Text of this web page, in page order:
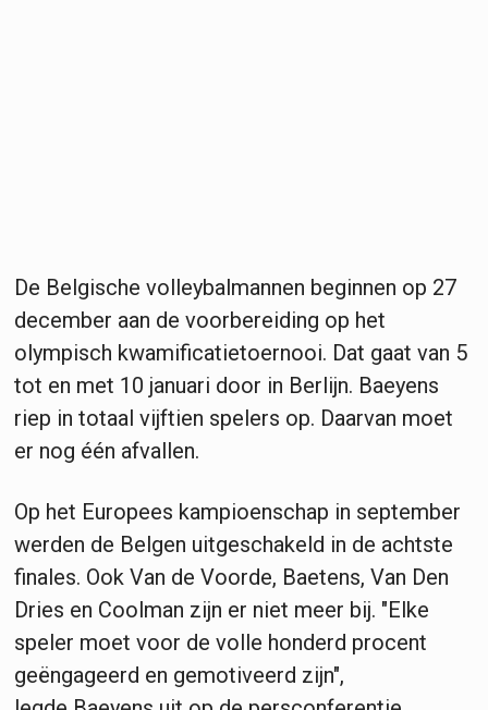
De Belgische volleybalmannen beginnen op 27
december aan de voorbereiding op het
olympisch kwamificatietoernooi. Dat gaat van 5
tot en met 10 januari door in Berlijn. Baeyens
riep in totaal vijftien spelers op. Daarvan moet
er nog één afvallen.
Op het Europees kampioenschap in september
werden de Belgen uitgeschakeld in de achtste
finales. Ook Van de Voorde, Baetens, Van Den
Dries en Coolman zijn er niet meer bij. "Elke
speler moet voor de volle honderd procent
geëngageerd en gemotiveerd zijn",